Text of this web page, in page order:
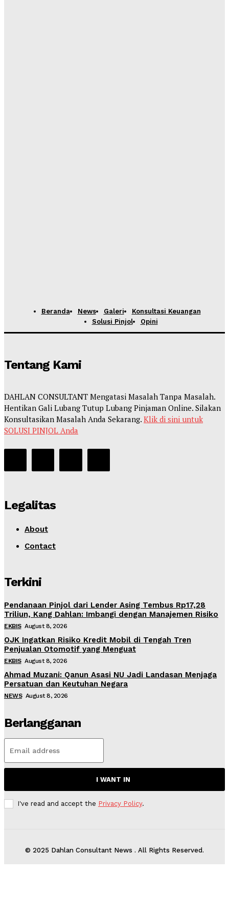
Beranda News Galeri
Konsultasi Keuangan
Solusi Pinjol
Opini
Tentang Kami
DAHLAN CONSULTANT Mengatasi Masalah Tanpa Masalah.
Hentikan Gali Lubang Tutup Lubang Pinjaman Online. Silakan
Konsultasikan Masalah Anda Sekarang. Klik di sini untuk
SOLUSI PINJOL Anda
Legalitas
About
Contact
Terkini
Pendanaan Pinjol dari Lender Asing Tembus Rp17,28
Triliun, Kang Dahlan: Imbangi dengan Manajemen Risiko
EKBIS August 8, 2026
OJK Ingatkan Risiko Kredit Mobil di Tengah Tren
Penjualan Otomotif yang Menguat
EKBIS August 8, 2026
Ahmad Muzani: Qanun Asasi NU Jadi Landasan Menjaga
Persatuan dan Keutuhan Negara
NEWS August 8, 2026
Berlangganan
I WANT IN
I've read and accept the Privacy Policy.
© 2025 Dahlan Consultant News . All Rights Reserved.